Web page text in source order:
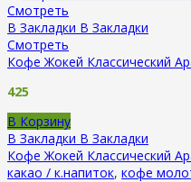
Смотреть
В Закладки В Закладки
Смотреть
Кофе Жокей Классический
425
В Корзину
В Закладки В Закладки
Кофе Жокей Классический
какао / к.напиток, кофе